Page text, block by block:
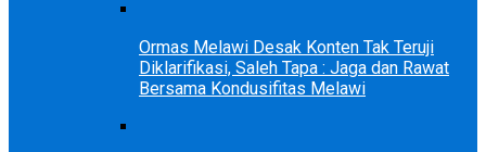
Ormas Melawi Desak Konten Tak Teruji
Diklarifikasi, Saleh Tapa : Jaga dan Rawat
Bersama Kondusifitas Melawi